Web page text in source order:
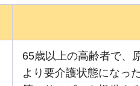
65歳以上の高齢者で、
より要介護状態になっ